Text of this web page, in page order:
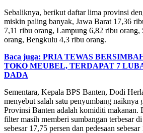
Sebaliknya, berikut daftar lima provinsi
miskin paling banyak, Jawa Barat 17,36
7,11 ribu orang, Lampung 6,82 ribu orang,
orang, Bengkulu 4,3 ribu orang.
Baca juga: PRIA TEWAS
TOKO MEUBEL, TERDAPAT 7
DADA
Sementara, Kepala BPS Banten, Dodi
menyebut salah satu penyumbang
Provinsi Banten adalah komiditi makanan.
filter masih memberi sumbangan terbesar
sebesar 17,75 persen dan pedesaan